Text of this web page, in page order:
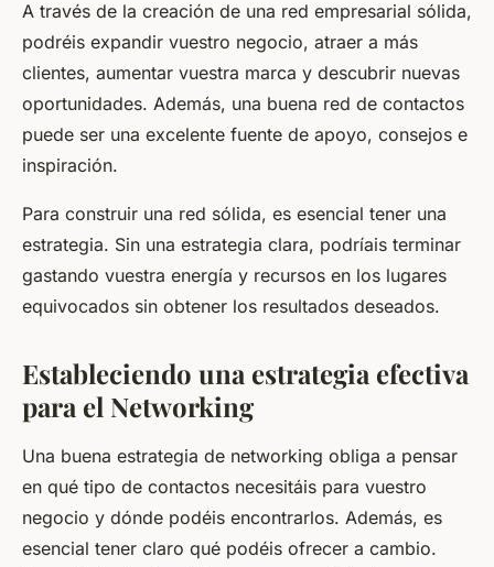
A través de la creación de una red empresarial sólida,
podréis expandir vuestro negocio, atraer a más
clientes, aumentar vuestra marca y descubrir nuevas
oportunidades. Además, una buena red de contactos
puede ser una excelente fuente de apoyo, consejos e
inspiración.
Para construir una red sólida, es esencial tener una
estrategia. Sin una estrategia clara, podríais terminar
gastando vuestra energía y recursos en los lugares
equivocados sin obtener los resultados deseados.
Estableciendo una estrategia efectiva
para el Networking
Una buena estrategia de networking obliga a pensar
en qué tipo de contactos necesitáis para vuestro
negocio y dónde podéis encontrarlos. Además, es
esencial tener claro qué podéis ofrecer a cambio.